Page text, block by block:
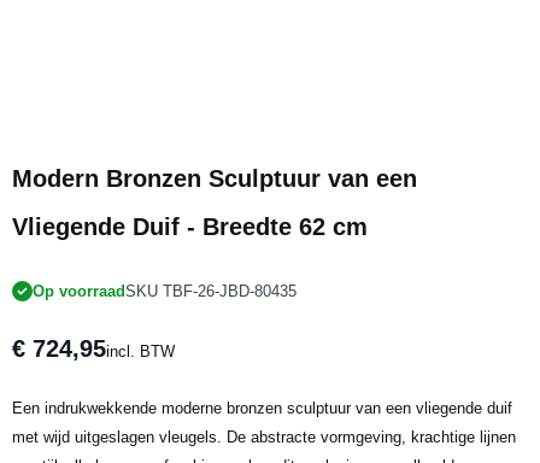
Modern Bronzen Sculptuur van een
Vliegende Duif - Breedte 62 cm
Op voorraadSKU TBF-26-JBD-80435
€ 724,95incl. BTW
Een indrukwekkende moderne bronzen sculptuur van een vliegende duif
met wijd uitgeslagen vleugels. De abstracte vormgeving, krachtige lijnen